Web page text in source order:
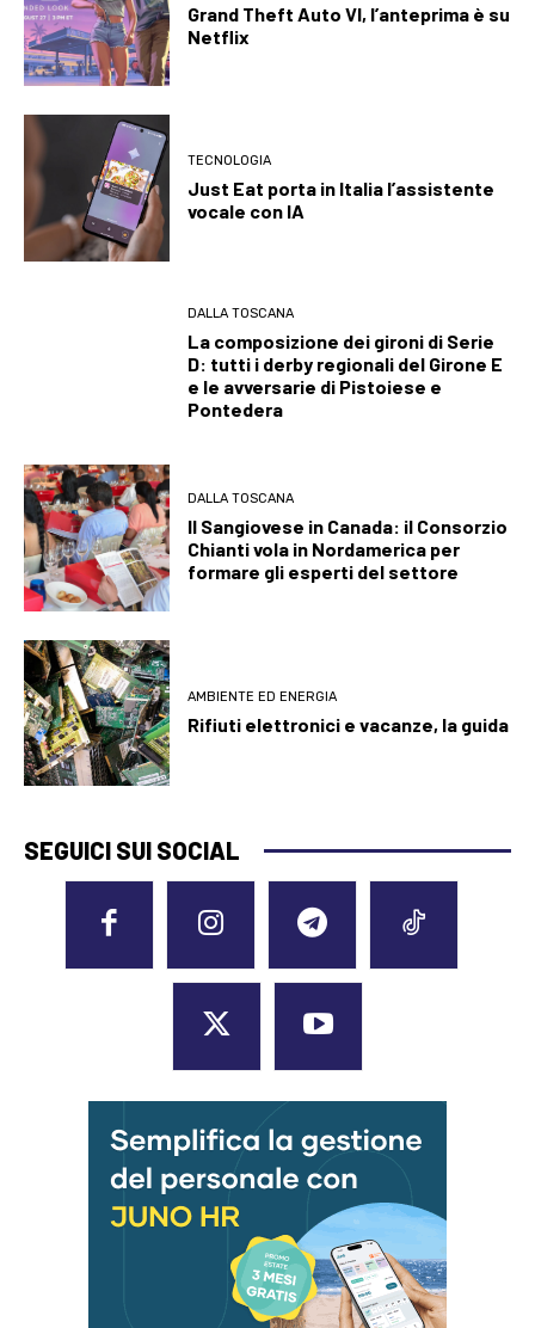
Grand Theft Auto VI, l’anteprima è su
Netflix
TECNOLOGIA
Just Eat porta in Italia l’assistente
vocale con IA
DALLA TOSCANA
La composizione dei gironi di Serie
D: tutti i derby regionali del Girone E
e le avversarie di Pistoiese e
Pontedera
DALLA TOSCANA
Il Sangiovese in Canada: il Consorzio
Chianti vola in Nordamerica per
formare gli esperti del settore
AMBIENTE ED ENERGIA
Rifiuti elettronici e vacanze, la guida
SEGUICI SUI SOCIAL